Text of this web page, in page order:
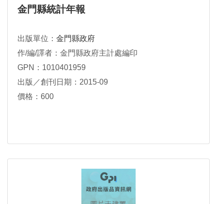
金門縣統計年報
出版單位： 金門縣政府
作/編/譯者：金門縣政府主計處編印
GPN：1010401959
出版／創刊日期：2015-09
價格：600